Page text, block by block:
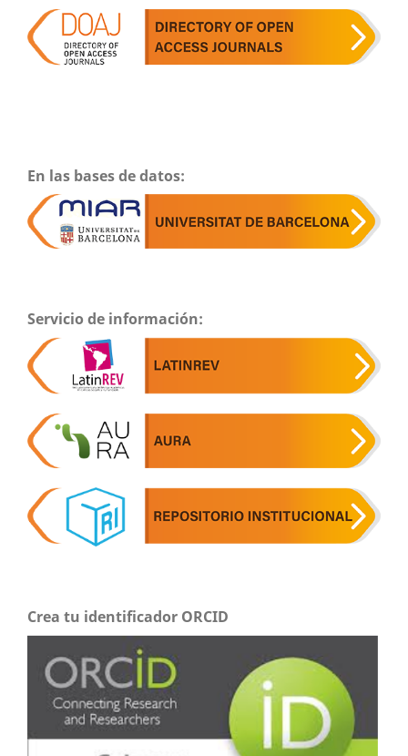
En las bases de datos:
Servicio de información:
Crea tu identificador ORCID